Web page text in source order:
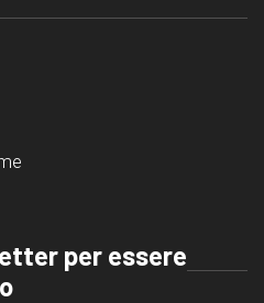
per essere